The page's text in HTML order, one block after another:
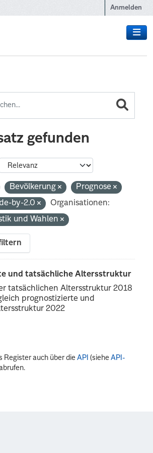
Anmelden
gefunden
Bevölkerung
Prognose
by-2.0
Organisationen:
und Wahlen
und tatsächliche Altersstruktur
tatsächlichen Altersstruktur 2018
prognostizierte und
2022
Register auch über dieAPI (sieheAPI-